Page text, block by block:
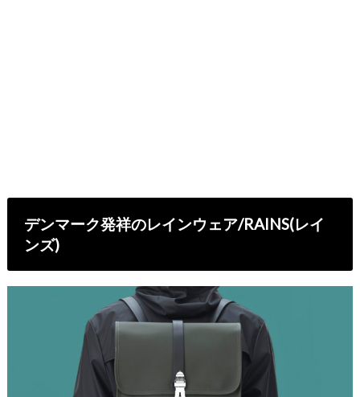
デンマーク発祥のレインウェア/RAINS(レイ
ンズ)